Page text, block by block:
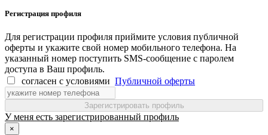
Регистрация профиля
Для регистрации профиля приймите условия публичной
оферты и укажите свой номер мобильного телефона. На
указанный номер поступить SMS-сообщение с паролем
доступа в Ваш профиль.
согласен с условиями Публичной оферты
Зарегистрировать профиль
У меня есть зарегистрированный профиль
×